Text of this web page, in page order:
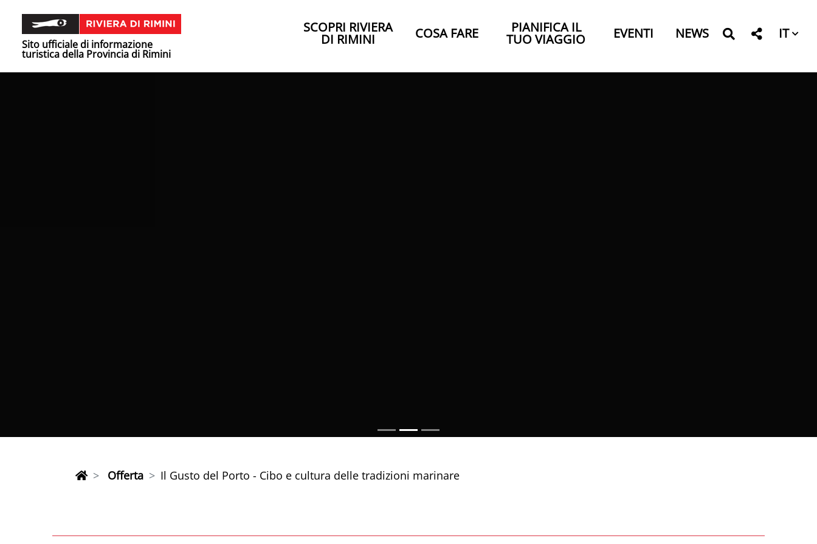
Sito ufficiale di informazione
turistica della Provincia di Rimini
SCOPRI RIVIERA
DI RIMINI COSA FARE PIANIFICA IL
TUO VIAGGIO EVENTI NEWS IT
Offerta Il Gusto del Porto - Cibo e cultura delle tradizioni marinare